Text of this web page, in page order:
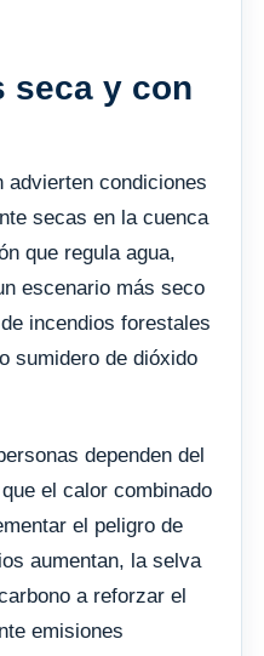
seca y con
advierten condiciones
secas en la cuenca
que regula agua,
escenario más seco
incendios forestales
sumidero de dióxido
dependen del
el calor combinado
el peligro de
aumentan, la selva
a reforzar el
emisiones